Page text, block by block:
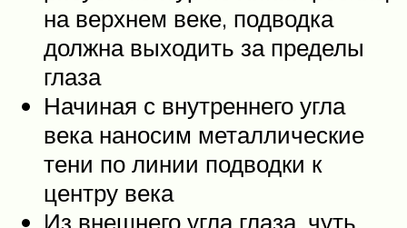
на верхнем веке, подводка
должна выходить за пределы
глаза
Начиная с внутреннего угла
века наносим металлические
тени по линии подводки к
центру века
Из внешнего угла глаза, чуть